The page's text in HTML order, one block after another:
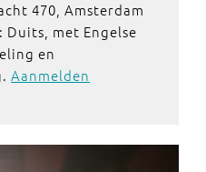
470, Amsterdam
Duits, met Engelse
en
Aanmelden